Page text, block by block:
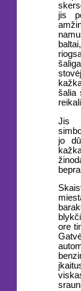
jis
šalia
Jis
jo
ore